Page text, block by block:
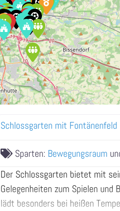
Schlossgarten mit Fontänenfeld
Sparten: Bewegungsraum
Der Schlossgarten bietet mit
Gelegenheiten zum Spielen und
lädt besonders bei heißen